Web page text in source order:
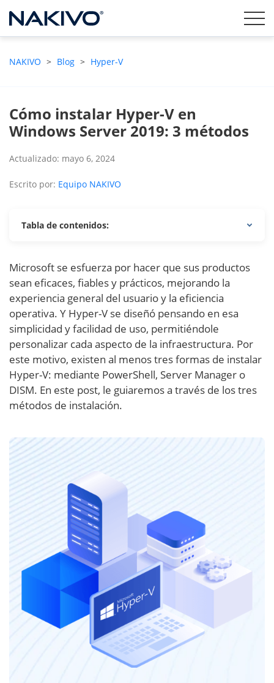
NAKIVO > Blog > Hyper-V
Cómo instalar Hyper-V en
Windows Server 2019: 3 métodos
Actualizado: mayo 6, 2024
Escrito por: Equipo NAKIVO
Tabla de contenidos:
Microsoft se esfuerza por hacer que sus productos
sean eficaces, fiables y prácticos, mejorando la
experiencia general del usuario y la eficiencia
operativa. Y Hyper-V se diseñó pensando en esa
simplicidad y facilidad de uso, permitiéndole
personalizar cada aspecto de la infraestructura. Por
este motivo, existen al menos tres formas de instalar
Hyper-V: mediante PowerShell, Server Manager o
DISM. En este post, le guiaremos a través de los tres
métodos de instalación.